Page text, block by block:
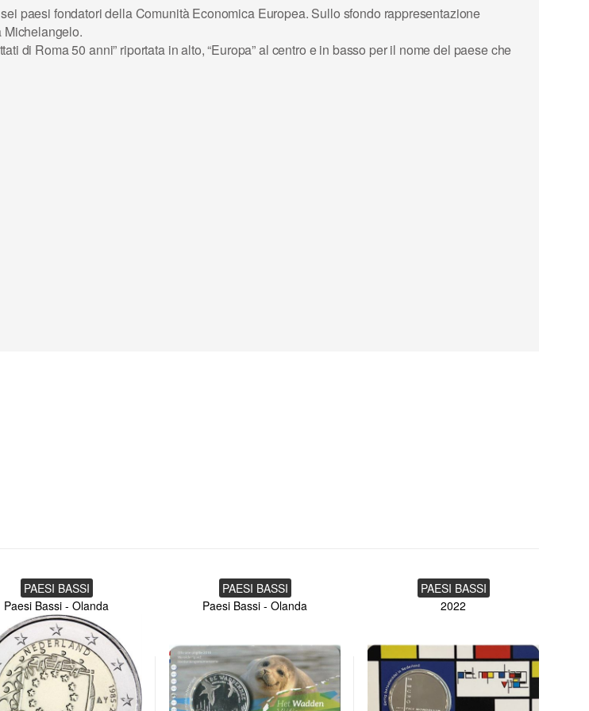
paesi fondatori della Comunità Economica Europea. Sullo sfondo rappresentazione
di Roma 50 anni” riportata in alto, “Europa” al centro e in basso per il nome del paese che
PAESI BASSI
Paesi Bassi - Olanda
PAESI BASSI
Paesi Bassi - Olanda
PAESI BASSI
2022